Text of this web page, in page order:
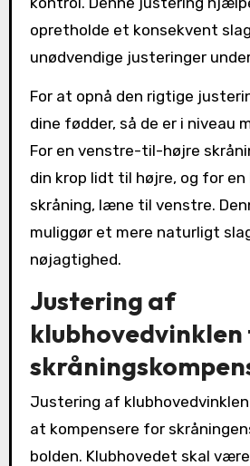
opretholde et konsekvent
unødvendige justeringer
For at opnå den rigtige
dine fødder, så de er i niveau
For en venstre-til-højre
din krop lidt til højre, og for
skråning, læne til venstre.
muliggør et mere naturligt
nøjagtighed.
Justering af
Justering af
at kompensere for
bolden. Klubhovedet skal